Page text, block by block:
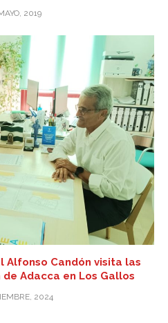
2019
Candón visita las
Adacca en Los Gallos
2024